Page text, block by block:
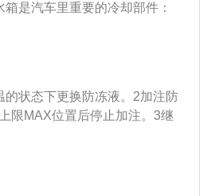
是汽车里重要的冷却部件：
冷却水水道，这水道是密闭循
内出现100度的水温，甚至水
。如果行车水温长时间持续1
扇故障或冷却管道泄露都有可
状态下更换防冻液。2加注防
限MAX位置后停止加注。3继
到防冻液从该放水螺丝中源源